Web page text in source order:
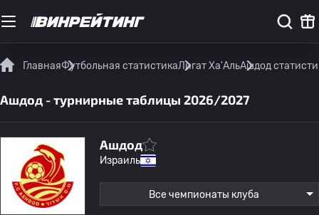
ГлавнаяФутбольная статистикаЛигат Ха'АльАшдод
Ашдод - турнирные таблицы 2026/2027
Ашдод
Израиль
Все чемпионаты клуба